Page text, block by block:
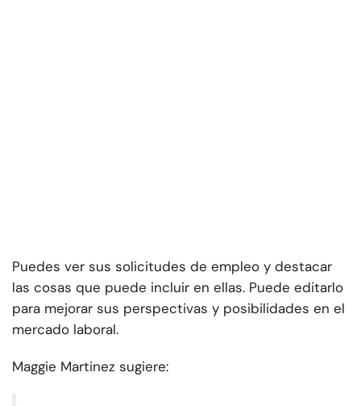
Puedes ver sus solicitudes de empleo y destacar
las cosas que puede incluir en ellas. Puede editarlo
para mejorar sus perspectivas y posibilidades en el
mercado laboral.
Maggie Martinez sugiere: